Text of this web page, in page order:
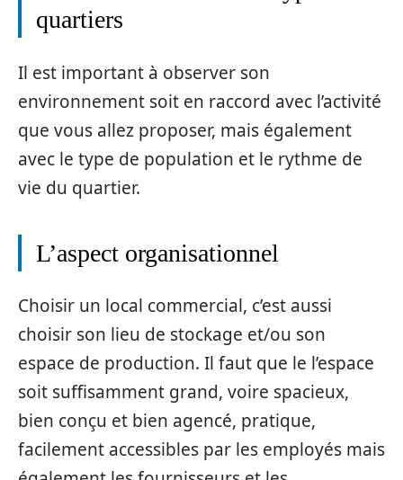
quartiers
Il est important à observer son
environnement soit en raccord avec l’activité
que vous allez proposer, mais également
avec le type de population et le rythme de
vie du quartier.
L’aspect organisationnel
Choisir un local commercial, c’est aussi
choisir son lieu de stockage et/ou son
espace de production. Il faut que le l’espace
soit suffisamment grand, voire spacieux,
bien conçu et bien agencé, pratique,
facilement accessibles par les employés mais